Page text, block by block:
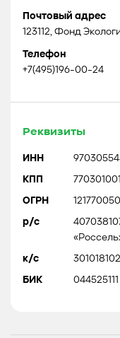
Почтовый адрес
123112, Фонд
Телефон
+7(495)196-00-24
Реквизиты
ИНН
КПП 770301001
ОГРН
р/с
к/с
БИК 044525111